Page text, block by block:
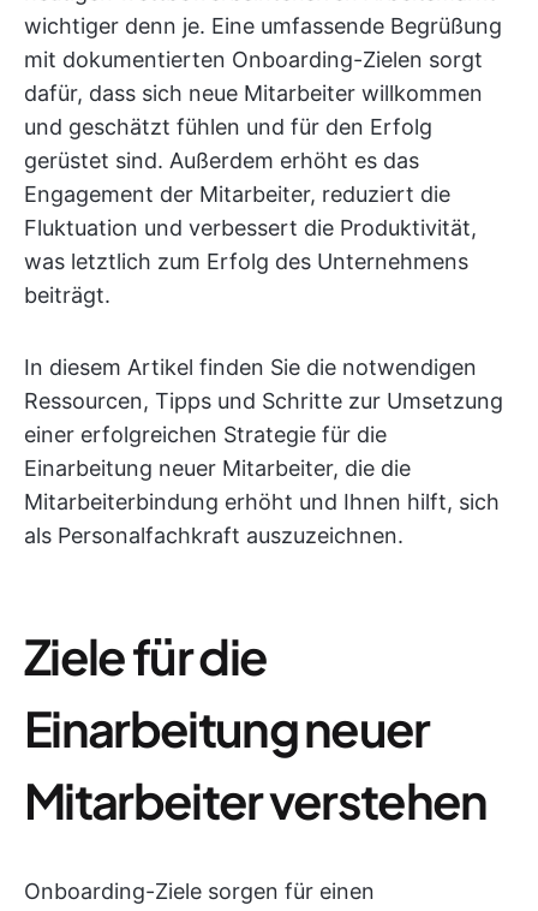
wichtiger denn je. Eine umfassende Begrüßung
mit dokumentierten Onboarding-Zielen sorgt
dafür, dass sich neue Mitarbeiter willkommen
und geschätzt fühlen und für den Erfolg
gerüstet sind. Außerdem erhöht es das
Engagement der Mitarbeiter, reduziert die
Fluktuation und verbessert die Produktivität,
was letztlich zum Erfolg des Unternehmens
beiträgt.
In diesem Artikel finden Sie die notwendigen
Ressourcen, Tipps und Schritte zur Umsetzung
einer erfolgreichen Strategie für die
Einarbeitung neuer Mitarbeiter, die die
Mitarbeiterbindung erhöht und Ihnen hilft, sich
als Personalfachkraft auszuzeichnen.
Ziele für die
Einarbeitung neuer
Mitarbeiter verstehen
Onboarding-Ziele sorgen für einen